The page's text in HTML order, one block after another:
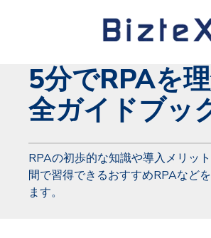
5分でRPAを
全ガイドブッ
RPAの初歩的な知識や導入メリッ
間で習得できるおすすめRPAなど
ます。